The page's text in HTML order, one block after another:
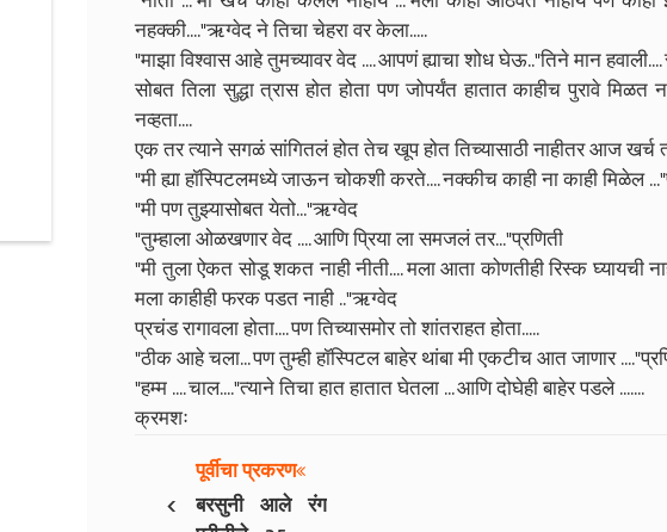
नहक्की...."ऋग्वेद ने तिचा चेहरा वर केला.....
"माझा विश्वास आहे तुमच्यावर वेद .... आपणं ह्याचा शोध घेऊ.."तिने मान
सोबत तिला सुद्धा त्रास होत होता पण जोपर्यंत हातात काहीच पुरावे मिळत
नव्हता....
एक तर त्याने सगळं सांगितलं होत तेच खूप होत तिच्यासाठी नाहीतर आज
"मी ह्या हॉस्पिटलमध्ये जाऊन चोकशी करते.... नक्कीच काही ना काही मिळेल
"मी पण तुझ्यासोबत येतो..."ऋग्वेद
"तुम्हाला ओळखणार वेद .... आणि प्रिया ला समजलं तर..."प्रणिती
"मी तुला ऐकत सोडू शकत नाही नीती.... मला आता कोणतीही रिस्क घ्यायची
मला काहीही फरक पडत नाही .."ऋग्वेद
प्रचंड रागावला होता.... पण तिच्यासमोर तो शांतराहत होता.....
"ठीक आहे चला... पण तुम्ही हॉस्पिटल बाहेर थांबा मी एकटीच आत जाणार
"हम्म .... चाल...."त्याने तिचा हात हातात घेतला ... आणि दोघेही बाहेर पडले .......
क्रमशः
‹
पूर्वीचा प्रकरण
बरसुनी आले रंग